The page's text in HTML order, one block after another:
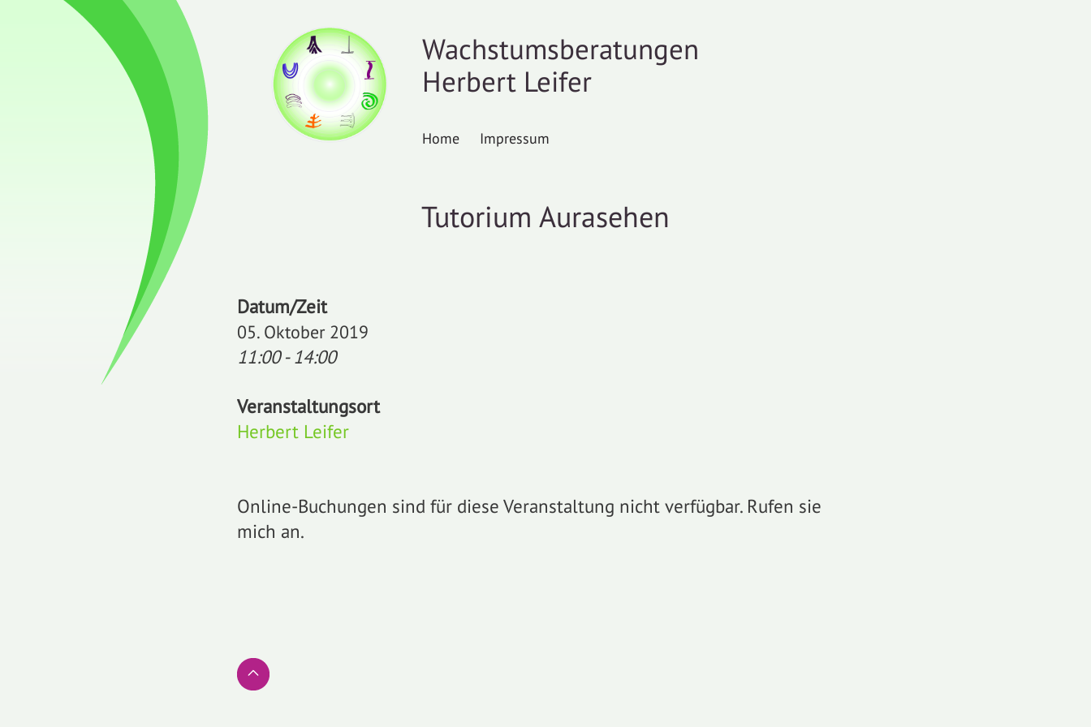
Wachstumsberatungen
Herbert Leifer
Home Impressum
Tutorium Aurasehen
Datum/Zeit
05. Oktober 2019
11:00 - 14:00
Veranstaltungsort
Herbert Leifer
Online-Buchungen sind für diese Veranstaltung nicht verfügbar. Rufen sie
mich an.